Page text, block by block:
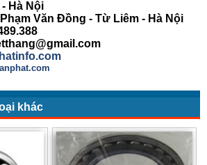
Hà Nội
Văn Đồng - Từ Liêm - Hà Nội
khác